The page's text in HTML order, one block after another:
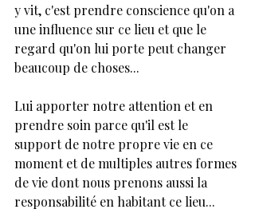
y vit, c'est prendre conscience qu'on a
une influence sur ce lieu et que le
regard qu'on lui porte peut changer
beaucoup de choses...
Lui apporter notre attention et en
prendre soin parce qu'il est le
support de notre propre vie en ce
moment et de multiples autres formes
de vie dont nous prenons aussi la
responsabilité en habitant ce lieu...